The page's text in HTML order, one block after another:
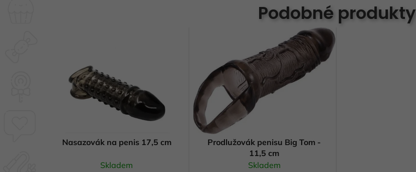
použitím hračky. Přípravek je...Podobné produkty
Nasazovák na penis 17,5 cm
Skladem
Prodlužovák penisu Big Tom -
11,5 cm
Skladem